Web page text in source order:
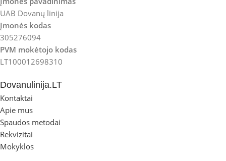
UAB Dovanų linija
Įmonės kodas
305276094
PVM mokėtojo kodas
LT100012698310
Dovanulinija.LT
Kontaktai
Apie mus
Spaudos metodai
Rekvizitai
Mokyklos